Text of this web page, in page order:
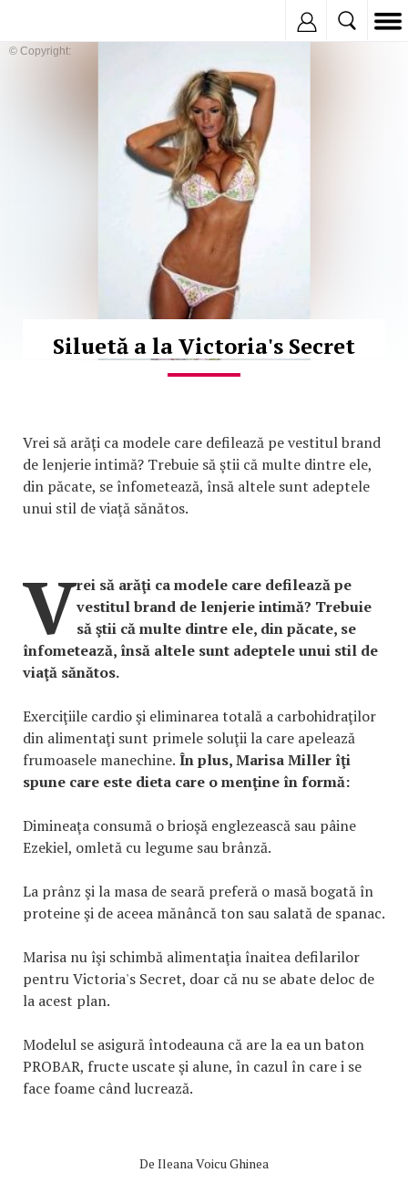
© Copyright:
Siluetă a la Victoria's Secret
Vrei să arăţi ca modele care defilează pe vestitul brand
de lenjerie intimă? Trebuie să ştii că multe dintre ele,
din păcate, se înfometează, însă altele sunt adeptele
unui stil de viaţă sănătos.
Vrei să arăţi ca modele care defilează pe
vestitul brand de lenjerie intimă? Trebuie
să ştii că multe dintre ele, din păcate, se
înfometează, însă altele sunt adeptele unui stil de
viaţă sănătos.
Exerciţiile cardio şi eliminarea totală a carbohidraţilor
din alimentaţi sunt primele soluţii la care apelează
frumoasele manechine. În plus, Marisa Miller îţi
spune care este dieta care o menţine în formă:
Dimineaţa consumă o brioşă englezească sau pâine
Ezekiel, omletă cu legume sau brânză.
La prânz şi la masa de seară preferă o masă bogată în
proteine şi de aceea mănâncă ton sau salată de spanac.
Marisa nu îşi schimbă alimentaţia înaitea defilarilor
pentru Victoria's Secret, doar că nu se abate deloc de
la acest plan.
Modelul se asigură întodeauna că are la ea un baton
PROBAR, fructe uscate şi alune, în cazul în care i se
face foame când lucrează.
De Ileana Voicu Ghinea